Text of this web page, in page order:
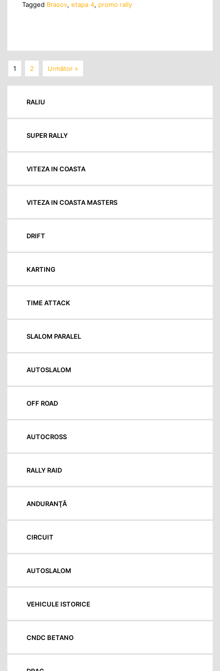
Tagged Brasov, etapa 4, promo rally
1 2 Următor »
RALIU
SUPER RALLY
VITEZA IN COASTA
VITEZA IN COASTA MASTERS
DRIFT
KARTING
TIME ATTACK
SLALOM PARALEL
AUTOSLALOM
OFF ROAD
AUTOCROSS
RALLY RAID
ANDURANŢĂ
CIRCUIT
AUTOSLALOM
VEHICULE ISTORICE
CNDC BETANO